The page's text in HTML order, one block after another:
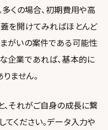
多くの場合、初期費用や高
を開けてみればほとんど
がいの案件である可能性
企業であれば、基本的に
ません。
、それがご自身の成長に繋
てください。データ入力や